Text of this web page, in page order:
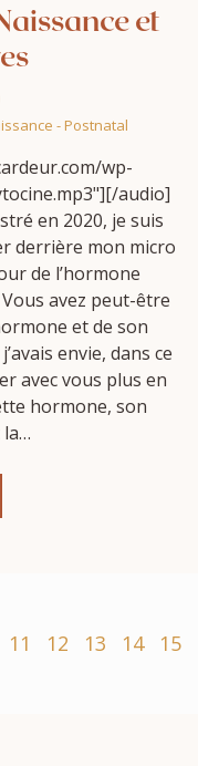
et
-Postnatal
wp-
audio]
en 2020, je suis
derrière mon micro
de l’hormone
avez peut-être
et de son
envie, dans ce
avec vous plus en
hormone, son
11 12 13 14 15